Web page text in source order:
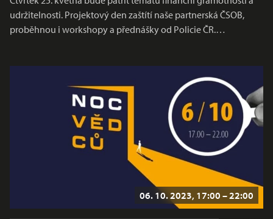
udržitelnosti. Projektový den zaštítí naše partnerská ČSOB,
proběhnou i workshopy a přednášky od Policie ČR.…
06. 10. 2023, 17:00 – 22:00